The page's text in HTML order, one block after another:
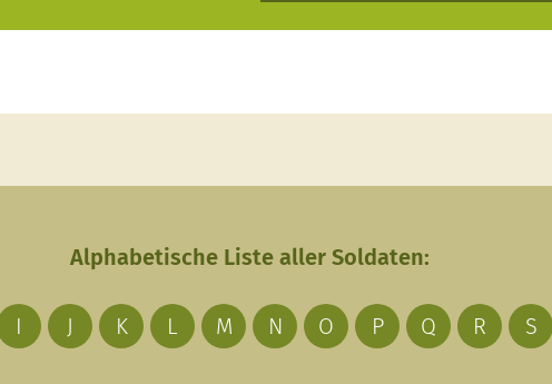
Alphabetische Liste aller Soldaten:
I J K L M N O P Q R S